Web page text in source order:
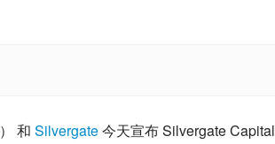
） 和 Silvergate 今天宣布 Silvergate Capital